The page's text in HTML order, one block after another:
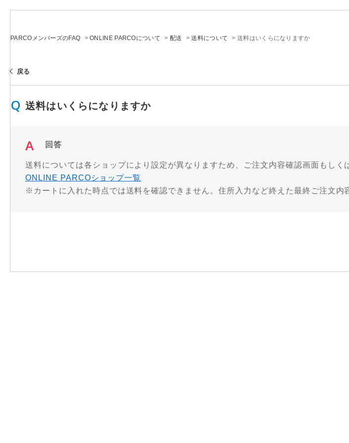
PARCOメンバーズのFAQ >ONLINE PARCOについて > 配送 >送料について >送料はいくらになりますか
戻る
送料はいくらになりますか
回答
送料については各ショップにより設定が異なりますため、ご注文内容確認画面もし
ONLINE PARCOショップ一覧
※カートに入れた時点では送料を確認できません。住所入力など終えた最終ご注文内